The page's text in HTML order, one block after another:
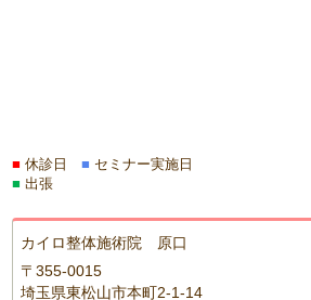
■ 休診日■ セミナー実施日
■ 出張
カイロ整体施術院 原口
〒355-0015
埼玉県東松山市本町2-1-14